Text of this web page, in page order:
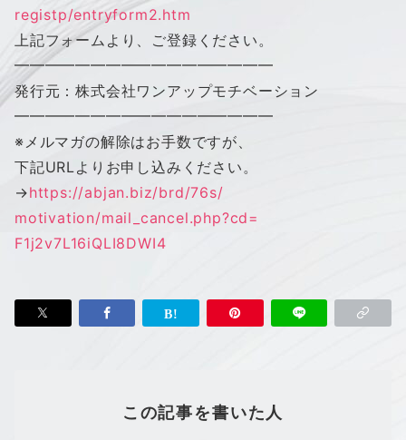
registp/entryform2.htm
上記フォームより、ご登録ください。
━━━━━━━━━━━━━━━━━
発行元：株式会社ワンアップモチベーション
━━━━━━━━━━━━━━━━━
※メルマガの解除はお手数ですが、
下記URLよりお申し込みください。
→https://abjan.biz/brd/76s/
motivation/mail_cancel.php?cd=
F1j2v7L16iQLI8DWI4
この記事を書いた人